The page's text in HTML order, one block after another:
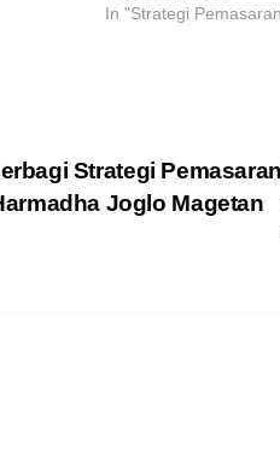
In "Strategi
Strategi Pemasaran
Joglo Magetan